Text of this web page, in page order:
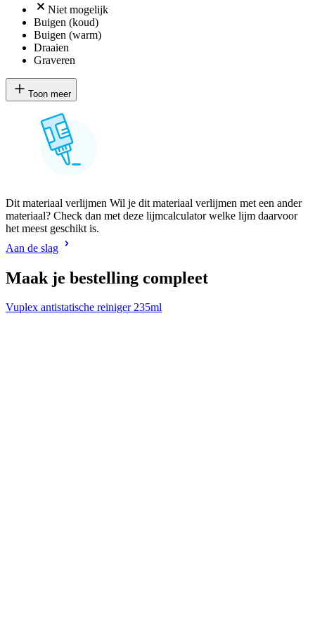
Niet mogelijk
Buigen (koud)
Buigen (warm)
Draaien
Graveren
Toon meer
Dit materiaal verlijmen Wil je dit materiaal verlijmen met een ander
materiaal? Check dan met deze lijmcalculator welke lijm daarvoor
het meest geschikt is.
Aan de slag
Maak je bestelling compleet
Vuplex antistatische reiniger 235ml